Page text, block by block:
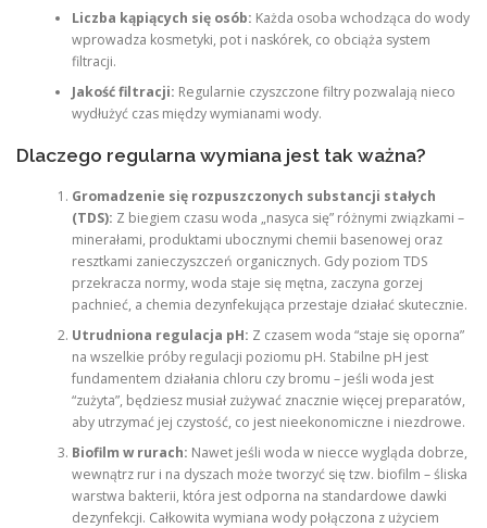
Liczba kąpiących się osób: Każda osoba wchodząca do wody
wprowadza kosmetyki, pot i naskórek, co obciąża system
filtracji.
Jakość filtracji: Regularnie czyszczone filtry pozwalają nieco
wydłużyć czas między wymianami wody.
Dlaczego regularna wymiana jest tak ważna?
Gromadzenie się rozpuszczonych substancji stałych
(TDS): Z biegiem czasu woda „nasyca się” różnymi związkami –
minerałami, produktami ubocznymi chemii basenowej oraz
resztkami zanieczyszczeń organicznych. Gdy poziom TDS
przekracza normy, woda staje się mętna, zaczyna gorzej
pachnieć, a chemia dezynfekująca przestaje działać skutecznie.
Utrudniona regulacja pH: Z czasem woda “staje się oporna”
na wszelkie próby regulacji poziomu pH. Stabilne pH jest
fundamentem działania chloru czy bromu – jeśli woda jest
“zużyta”, będziesz musiał zużywać znacznie więcej preparatów,
aby utrzymać jej czystość, co jest nieekonomiczne i niezdrowe.
Biofilm w rurach: Nawet jeśli woda w niecce wygląda dobrze,
wewnątrz rur i na dyszach może tworzyć się tzw. biofilm – śliska
warstwa bakterii, która jest odporna na standardowe dawki
dezynfekcji. Całkowita wymiana wody połączona z użyciem